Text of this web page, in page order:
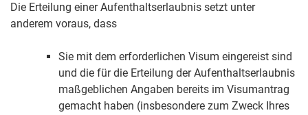
Die Erteilung einer Aufenthaltserlaubnis setzt unter
anderem voraus, dass
Sie mit dem erforderlichen Visum eingereist sind
und die für die Erteilung der Aufenthaltserlaubnis
maßgeblichen Angaben bereits im Visumantrag
gemacht haben (insbesondere zum Zweck Ihres